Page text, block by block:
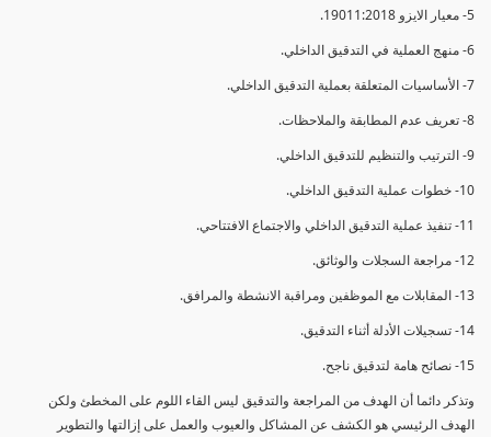
5- معيار الايزو 19011:2018.
6- منهج العملية في التدقيق الداخلي.
7- الأساسيات المتعلقة بعملية التدقيق الداخلي.
8- تعريف عدم المطابقة والملاحظات.
9- الترتيب والتنظيم للتدقيق الداخلي.
10- خطوات عملية التدقيق الداخلي.
11- تنفيذ عملية التدقيق الداخلي والاجتماع الافتتاحي.
12- مراجعة السجلات والوثائق.
13- المقابلات مع الموظفين ومراقبة الانشطة والمرافق.
14- تسجيلات الأدلة أثناء التدقيق.
15- نصائح هامة لتدقيق ناجح.
وتذكر دائما أن الهدف من المراجعة والتدقيق ليس القاء اللوم على المخطئ ولكن
الهدف الرئيسي هو الكشف عن المشاكل والعيوب والعمل على إزالتها والتطوير